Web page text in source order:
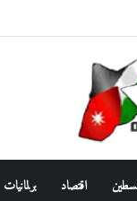
قراءة أنثروبولوجية في وقائع مرصودة في الأردن
اقتصاد برلمانيات